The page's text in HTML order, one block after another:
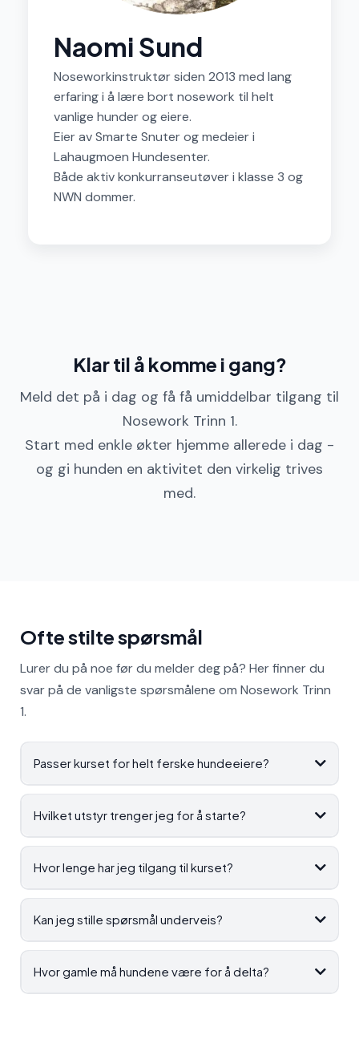
Naomi Sund
Noseworkinstruktør siden 2013 med lang
erfaring i å lære bort nosework til helt
vanlige hunder og eiere.
Eier avSmarte Snuterog medeier i
Lahaugmoen Hundesenter.
Både aktiv konkurranseutøver i klasse 3 og
NWN dommer.
Klar til å komme i gang?
Meld det på i dag og få få umiddelbar tilgang til
Nosework Trinn 1.
Start med enkle økter hjemme allerede i dag -
og gi hunden en aktivitet den virkelig trives
med.
Ofte stilte spørsmål
Lurer du på noe før du melder deg på? Her finner du
svar på de vanligste spørsmålene om Nosework Trinn
1.
Passer kurset for helt ferske hundeeiere?
Hvilket utstyr trenger jeg for å starte?
Hvor lenge har jeg tilgang til kurset?
Kan jeg stille spørsmål underveis?
Hvor gamle må hundene være for å delta?